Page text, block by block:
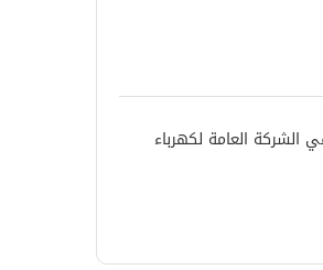
الشركة العامة لكهرباء